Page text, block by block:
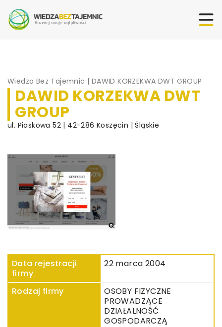
Wiedza Bez Tajemnic | DAWID KORZEKWA DWT GROUP
DAWID KORZEKWA DWT
GROUP
ul. Piaskowa 52 | 42-286 Koszęcin | Śląskie
Data rejestracji
firmy
22 marca 2004
Rodzaj firmy
OSOBY FIZYCZNE
PROWADZĄCE
DZIAŁALNOŚĆ
GOSPODARCZĄ